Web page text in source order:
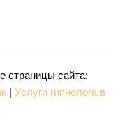
страницы сайта:
| Услуги гипнолога в